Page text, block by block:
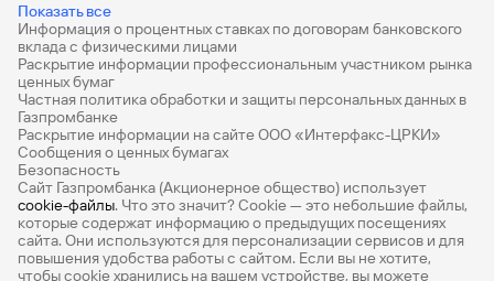
Показать все
Банковские вклады на 3 месяца
Вклады с высоким процентом
Калькулятор вкладов
Виртуальные карты
Премиум
РКО
Ипотечный калькулятор
Информация о процентных ставках по договорам банковского
вклада с физическими лицами
Раскрытие информации профессиональным участником рынка
ценных бумаг
Частная политика обработки и защиты персональных данных в
Газпромбанке
Раскрытие информации на сайте ООО «Интерфакс-ЦРКИ»
Сообщения о ценных бумагах
Безопасность
Сайт Газпромбанка (Акционерное общество) использует
cookie-файлы. Что это значит? Сookie — это небольшие файлы,
которые содержат информацию о предыдущих посещениях
сайта. Они используются для персонализации сервисов и для
повышения удобства работы с сайтом. Если вы не хотите,
чтобы сookie хранились на вашем устройстве, вы можете